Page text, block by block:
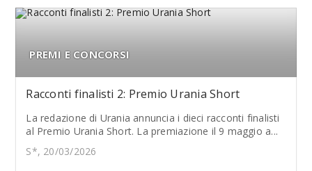
PREMI E CONCORSI
Racconti finalisti 2: Premio Urania Short
La redazione di Urania annuncia i dieci racconti finalisti
al Premio Urania Short. La premiazione il 9 maggio a...
S*, 20/03/2026